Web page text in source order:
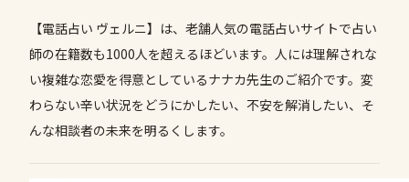
【電話占い ヴェルニ】は、老舗人気の電話占いサイトで占い
師の在籍数も1000人を超えるほどいます。人には理解されな
い複雑な恋愛を得意としているナナカ先生のご紹介です。変
わらない辛い状況をどうにかしたい、不安を解消したい、そ
んな相談者の未来を明るくします。